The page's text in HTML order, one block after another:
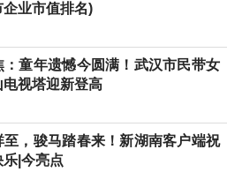
业市值排名)
：童年遗憾今圆满！武汉市民带女
电视塔迎新登高
至，骏马踏春来！新湖南客户端祝
|今亮点